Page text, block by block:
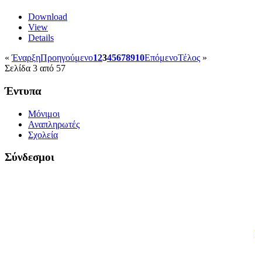
Download
View
Details
«ΈναρξηΠροηγούμενο12345678910ΕπόμενοΤέλος »
Σελίδα 3 από 57
Έντυπα
Μόνιμοι
Αναπληρωτές
Σχολεία
Σύνδεσμοι